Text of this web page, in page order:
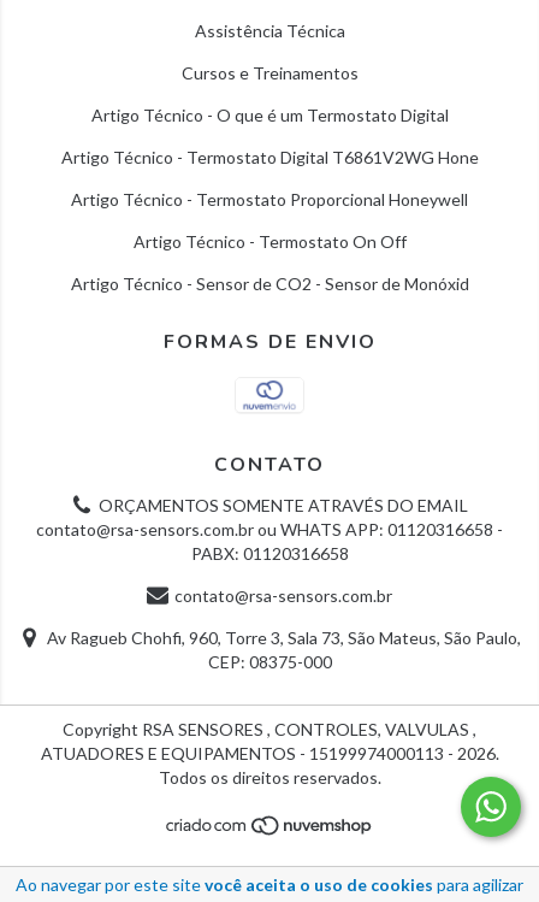
Ao navegar por este sitevocê aceita o uso de cookies para agilizar
Assistência Técnica
Cursos e Treinamentos
Artigo Técnico - O que é um Termostato Digital
Artigo Técnico - Termostato Digital T6861V2WG Hone
Artigo Técnico - Termostato Proporcional Honeywell
Artigo Técnico - Termostato On Off
Artigo Técnico - Sensor de CO2 - Sensor de Monóxid
FORMAS DE ENVIO
CONTATO
ORÇAMENTOS SOMENTE ATRAVÉS DO EMAIL
contato@rsa-sensors.com.brou WHATS APP: 01120316658 -
PABX: 01120316658
contato@rsa-sensors.com.br
Av Ragueb Chohfi, 960, Torre 3, Sala 73, São Mateus, São Paulo,
CEP: 08375-000
Copyright RSA SENSORES , CONTROLES, VALVULAS ,
ATUADORES E EQUIPAMENTOS - 15199974000113 - 2026.
Todos os direitos reservados.